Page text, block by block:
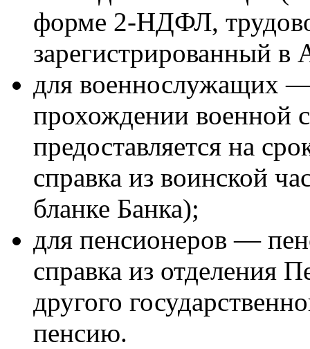
форме 2-НДФЛ,
зарегистрированный
для военнослужащих —
прохождении военной
предоставляется на
справка из воинской
бланке Банка);
для пенсионеров —
справка из отделения
другого
пенсию.